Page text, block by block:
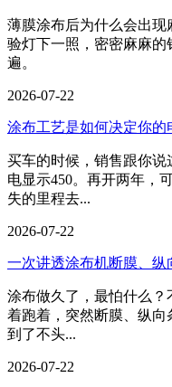
薄膜涂布后为什么会出
验灯下一照，密密麻麻
遍。
2026-07-22
涂布工艺是如何决定你的
买车的时候，销售跟你说
电显示450。再开两年，
失的里程去...
2026-07-22
一次讲透涂布机断膜、
涂布做久了，最怕什么
着跑着，突然断膜、纵
到了不头...
2026-07-22